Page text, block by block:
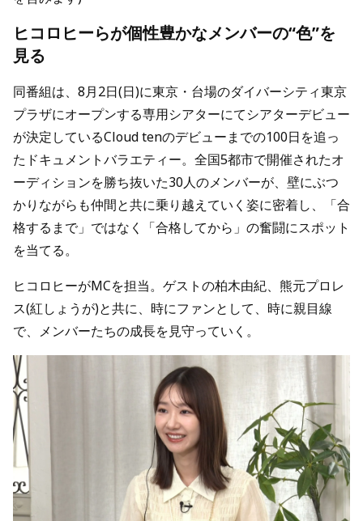
ヒコロヒーらが個性豊かなメンバーの“色”を
見る
同番組は、8月2日(日)に東京・台場のダイバーシティ東京
プラザにオープンする専用シアターにてシアターデビュー
が決定しているCloud tenのデビューまでの100日を追っ
たドキュメントバラエティー。全国5都市で開催されたオ
ーディションを勝ち抜いた30人のメンバーが、壁にぶつ
かりながらも仲間と共に乗り越えていく姿に密着し、「合
格するまで」ではなく「合格してから」の奮闘にスポット
を当てる。
ヒコロヒーがMCを担当。ゲストの柏木由紀、熊元プロレ
ス(紅しょうが)と共に、時にファンとして、時に親目線
で、メンバーたちの成長を見守っていく。